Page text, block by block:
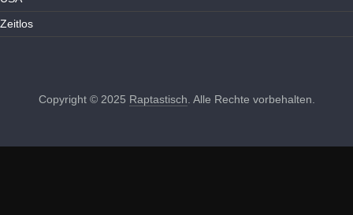
Zeitlos
Copyright © 2025 Raptastisch. Alle Rechte vorbehalten.